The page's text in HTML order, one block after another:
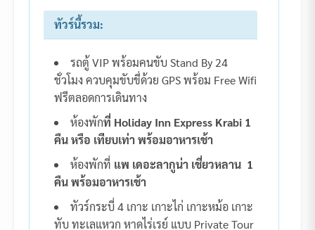
ทัวร์นี้รวม:
รถตู้ VIP พร้อมคนขับ Stand By 24
ชั่วโมง ควบคุมขับขี่ด้วย GPS พร้อม Free Wifi
ฟรีตลอดการเดินทาง
ห้องพักที่ Holiday Inn Express Krabi 1
คืน หรือ เทียบเท่า พร้อมอาหารเช้า
ห้องพักที่ แพ เดอะลากูน่า เชี่ยวหลาน 1
คืน พร้อมอาหารเช้า
ทัวร์กระบี่ 4 เกาะ เกาะไก่ เกาะหม้อ เกาะ
ทับ ทะเลแหวก หาดไร่เรย์ แบบ Private Tour